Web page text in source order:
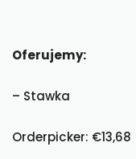
Oferujemy:
– Stawka
Orderpicker: